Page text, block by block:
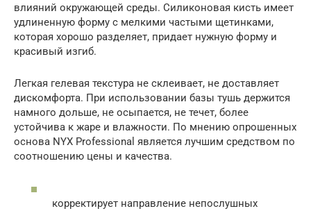
влияний окружающей среды. Силиконовая кисть имеет
удлиненную форму с мелкими частыми щетинками,
которая хорошо разделяет, придает нужную форму и
красивый изгиб.
Легкая гелевая текстура не склеивает, не доставляет
дискомфорта. При использовании базы тушь держится
намного дольше, не осыпается, не течет, более
устойчива к жаре и влажности. По мнению опрошенных
основа NYX Professional является лучшим средством по
соотношению цены и качества.
корректирует направление непослушных